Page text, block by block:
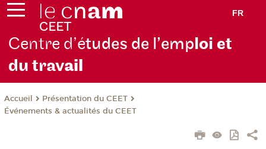
FR
Centre d’études de l’emploi et
du travail
Accueil
Présentation du CEET
Événements & actualités du CEET